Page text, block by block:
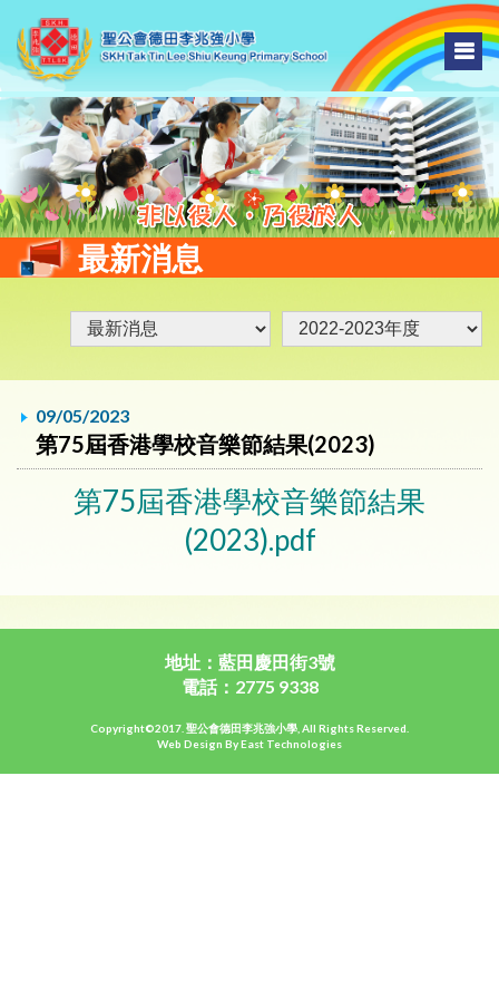
最新消息
09/05/2023
第75屆香港學校音樂節結果(2023)
第75屆香港學校音樂節結果
(2023).pdf
地址：藍田慶田街3號
電話：2775 9338
Copyright©2017. 聖公會德田李兆強小學, All Rights Reserved.
Web Design By East Technologies